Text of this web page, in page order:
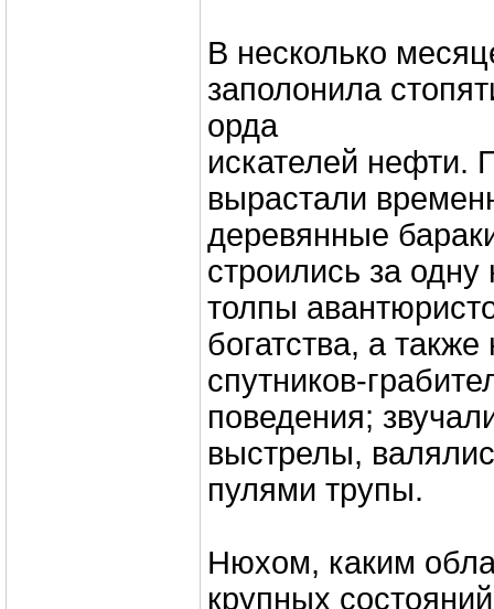
В несколько
заполонила
орда
искателей нефти.
вырастали
деревянные
строились за
толпы
богатства, а
спутников-
поведения;
выстрелы,
пулями трупы.
Нюхом, каким
крупных